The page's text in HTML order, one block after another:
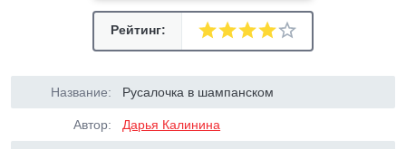
Рейтинг:
Название: Русалочка в шампанском
Автор: Дарья Калинина